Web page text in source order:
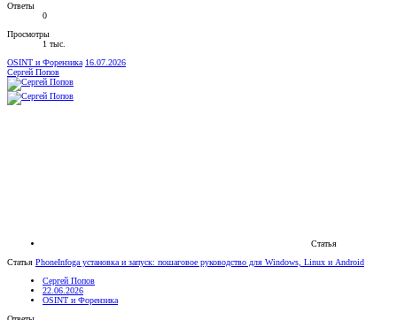
Ответы
0
Просмотры
1 тыс.
OSINT и Форензика 16.07.2026
Сергей Попов
Статья
Статья PhoneInfoga установка и запуск: пошаговое руководство для Windows, Linux и Android
Сергей Попов
22.06.2026
OSINT и Форензика